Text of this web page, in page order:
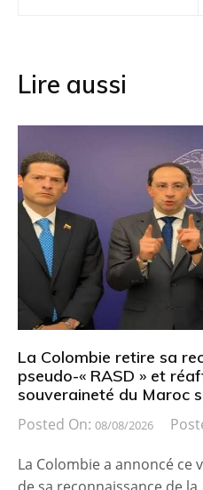
Lire aussi
La Colombie retire sa
pseudo-« RASD » et
souveraineté du Maroc
Posted On: 08/08/2026
La Colombie a annoncé